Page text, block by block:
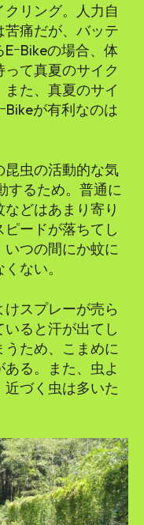
リング。人力自
痛だが、バッテ
ｰBikeの場合、体
て真夏のサイク
た、真夏のサイ
Bikeが有利なのは
虫の活動的な気
するため。普通に
どはあまり寄り
ードが落ちてし
いつの間にか蚊に
ない。
スプレーが売ら
ると汗が出てし
うため、こまめに
る。また、虫よ
づく虫は多いた